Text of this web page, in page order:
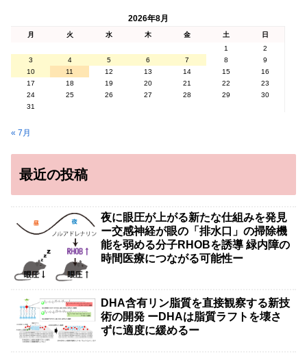
2026年8月
月 火 水 木 金 土
日
1
2
3
4 5 6 7 8
9
10
11 12 13 14 15
16
17
18 19 20 21 22
23
24
25 26 27 28 29
30
31
« 7月
最近の投稿
夜に眼圧が上がる新たな仕組みを発見
ー交感神経が眼の「排水口」の掃除機
能を弱める分子RHOBを誘導 緑内障の
時間医療につながる可能性ー
DHA含有リン脂質を直接観察する新技
術の開発 ーDHAは脂質ラフトを壊さ
ずに適度に緩めるー